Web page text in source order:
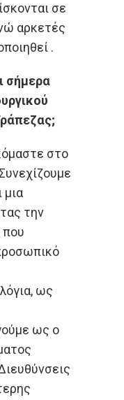
σε
αρκετές
.
σήμερα
στο
μια
την
ως
ως ο